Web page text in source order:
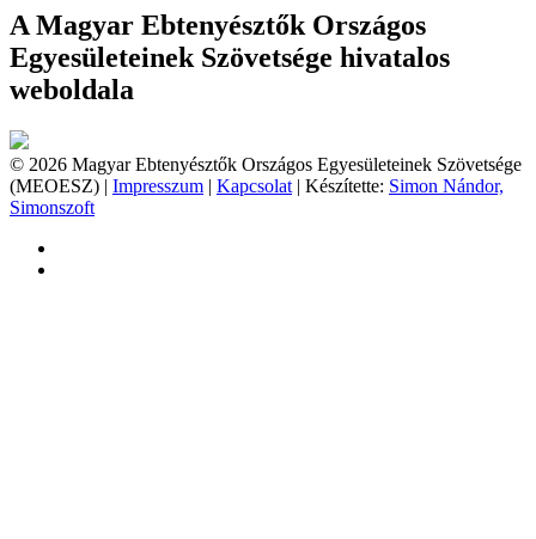
A Magyar Ebtenyésztők Országos
Egyesületeinek Szövetsége hivatalos
weboldala
© 2026 Magyar Ebtenyésztők Országos Egyesületeinek Szövetsége
(MEOESZ) | Impresszum | Kapcsolat | Készítette: Simon Nándor,
Simonszoft